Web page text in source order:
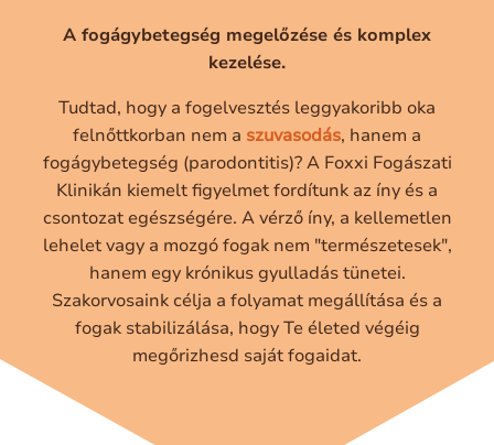
A fogágybetegség megelőzése és komplex
kezelése.
Tudtad, hogy a fogelvesztés leggyakoribb oka
felnőttkorban nem a szuvasodás, hanem a
fogágybetegség (parodontitis)? A Foxxi Fogászati
Klinikán kiemelt figyelmet fordítunk az íny és a
csontozat egészségére. A vérző íny, a kellemetlen
lehelet vagy a mozgó fogak nem "természetesek",
hanem egy krónikus gyulladás tünetei.
Szakorvosaink célja a folyamat megállítása és a
fogak stabilizálása, hogy Te életed végéig
megőrizhesd saját fogaidat.